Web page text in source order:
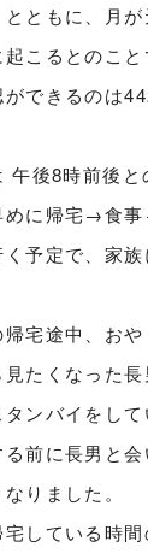
ともに、月
こるとのこ
できるのは
午後8時前後
めに帰宅→食
予定で、家
宅途中、おや
見たくなった
ンバイをして
前に長男と
りました。
している時